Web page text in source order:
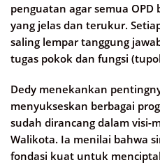
penguatan agar semua
yang jelas dan terukur.
saling lempar tanggung
tugas pokok dan fungsi
Dedy menekankan
menyukseskan berbagai
sudah dirancang dalam visi-
Walikota. Ia menilai bahwa
fondasi kuat untuk